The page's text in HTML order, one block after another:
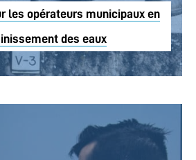
les opérateurs municipaux en
des eaux